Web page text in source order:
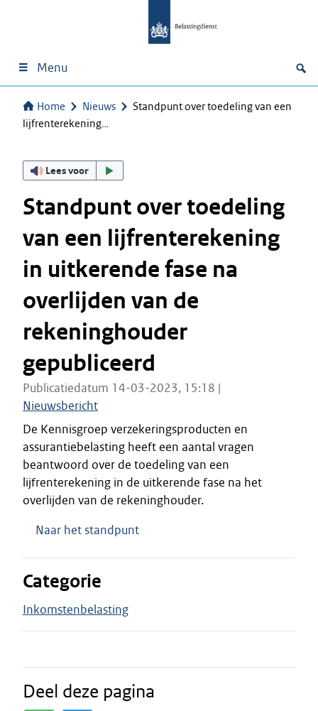
Menu
Home Nieuws
Standpunt over toedeling van een
lijfrenterekening…
Lees voor
Standpunt over toedeling
van een lijfrenterekening
in uitkerende fase na
overlijden van de
rekeninghouder
gepubliceerd
Publicatiedatum 14-03-2023, 15:18 |
Nieuwsbericht
De Kennisgroep verzekeringsproducten en
assurantiebelasting heeft een aantal vragen
beantwoord over de toedeling van een
lijfrenterekening in de uitkerende fase na het
overlijden van de rekeninghouder.
Naar het standpunt
Categorie
Inkomstenbelasting
Deel deze pagina